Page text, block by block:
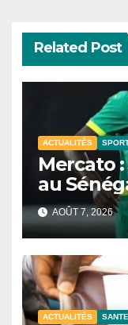
Related Post
ACTUALITÉS
Mercato
au
AOÛT 7, 2026
ACTUALITÉS SANTE